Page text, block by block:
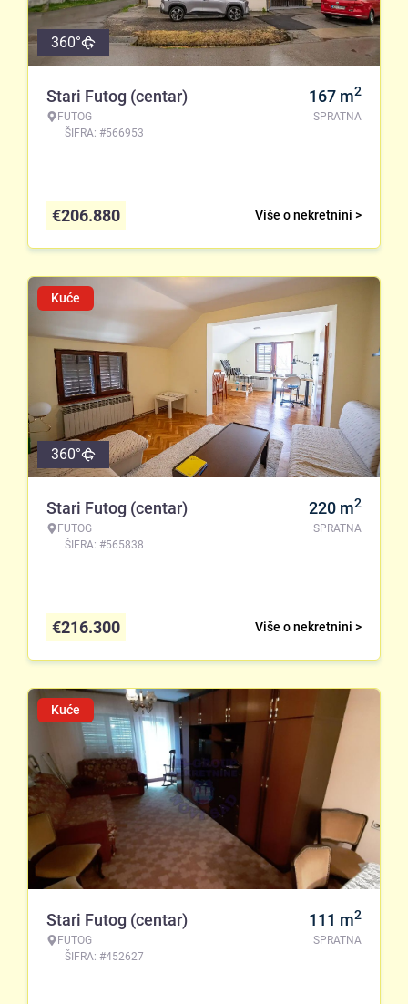
360°
Stari Futog (centar)
FUTOG
ŠIFRA: #566953
167 m2
SPRATNA
Više o nekretnini >
€206.880
Kuće
360°
Stari Futog (centar)
FUTOG
ŠIFRA: #565838
220 m2
SPRATNA
Više o nekretnini >
€216.300
Kuće
Stari Futog (centar)
FUTOG
ŠIFRA: #452627
111 m2
SPRATNA